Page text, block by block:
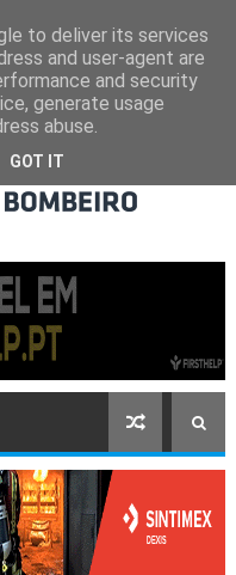
to deliver its services
and user-agent are
and security
generate usage
abuse.
GOT IT